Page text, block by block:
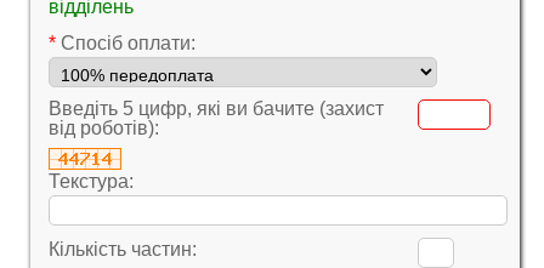
відділень
* Cпосіб оплати:
Введіть 5 цифр, які ви бачите (захист
від роботів):
Текстура:
Кількість частин: